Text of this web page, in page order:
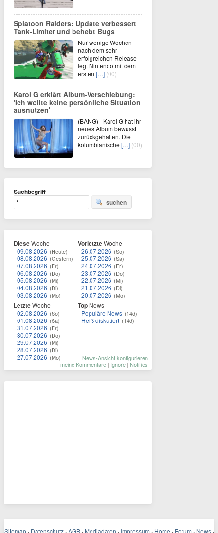
Splatoon Raiders: Update verbessert
Tank-Limiter und behebt Bugs
Nur wenige Wochen
nach dem sehr
erfolgreichen Release
legt Nintendo mit dem
ersten […] (00)
Karol G erklärt Album-Verschiebung:
'Ich wollte keine persönliche Situation
ausnutzen'
(BANG) - Karol G hat ihr
neues Album bewusst
zurückgehalten. Die
kolumbianische […] (00)
Suchbegriff
suchen
DieseWoche
09.08.2026 (Heute)
08.08.2026 (Gestern)
07.08.2026 (Fr)
06.08.2026 (Do)
05.08.2026 (Mi)
04.08.2026 (Di)
03.08.2026 (Mo)
LetzteWoche
02.08.2026 (So)
01.08.2026 (Sa)
31.07.2026 (Fr)
30.07.2026 (Do)
29.07.2026 (Mi)
28.07.2026 (Di)
27.07.2026 (Mo)
VorletzteWoche
26.07.2026 (So)
25.07.2026 (Sa)
24.07.2026 (Fr)
23.07.2026 (Do)
22.07.2026 (Mi)
21.07.2026 (Di)
20.07.2026 (Mo)
Top News
Populäre News (14d)
Heiß diskutiert (14d)
News-Ansicht konfigurieren
meine Kommentare | Ignore | Notifies
Sitemap · Datenschutz · AGB · Mediadaten · Impressum · Home · Forum · News ·